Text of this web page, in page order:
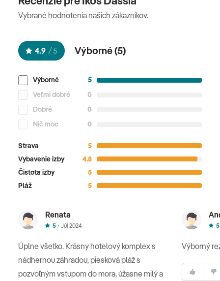
Oficiálne hodnotenie
Vybrané hodnotenia našich zákazníkov.
4.9 /5 Výborné (5)
Výborné
5
Veľmi dobré
0
Dobré
0
Nič moc
0
Strava
5
Vybavenie izby
4.8
Čistota izby
5
Pláž
5
Renata
5 Júl 2024
Úplne všetko. Krásny hotelový komplex s
nádhernou záhradou, piesková pláž s
pozvoľným vstupom do mora, úžasne milý a
5
Výborný